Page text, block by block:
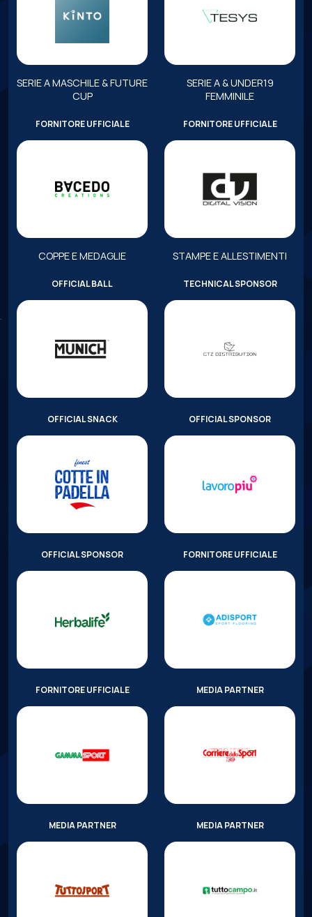
SERIE A MASCHILE & FUTURE
CUP
SERIE A & UNDER19
FEMMINILE
FORNITORE UFFICIALE
COPPE E MEDAGLIE
FORNITORE UFFICIALE
STAMPE E ALLESTIMENTI
OFFICIAL BALL TECHNICAL SPONSOR
OFFICIAL SNACK OFFICIAL SPONSOR
OFFICIAL SPONSOR FORNITORE UFFICIALE
FORNITORE UFFICIALE MEDIA PARTNER
MEDIA PARTNER MEDIA PARTNER